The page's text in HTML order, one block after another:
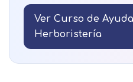
Ver Curso de
Herboristería